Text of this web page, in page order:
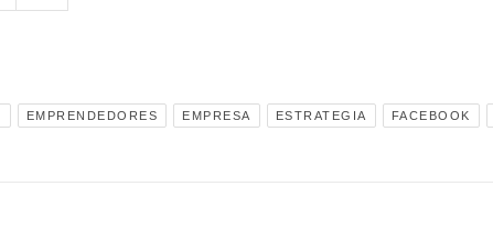
EMPRENDEDORES EMPRESA ESTRATEGIA FACEBOOK